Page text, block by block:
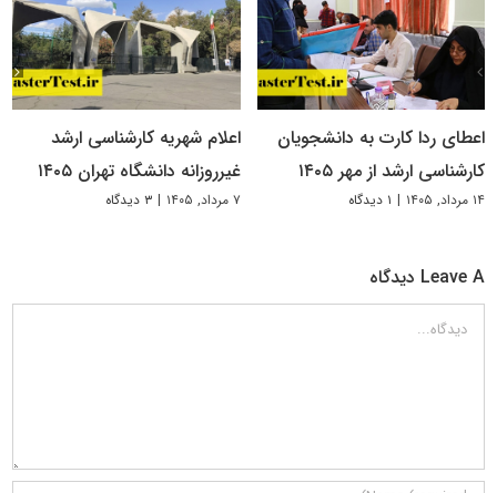
اعطای ردا کارت به دانشجویان
کارشناسی ارشد از مهر ۱۴۰۵
۱۴ مرداد, ۱۴۰۵ | ۱ دیدگاه
اعلام شهریه کارشناسی ارشد
غیرروزانه دانشگاه تهران ۱۴۰۵
۷ مرداد, ۱۴۰۵ | ۳ دیدگاه
Leave A دیدگاه
دیدگاه